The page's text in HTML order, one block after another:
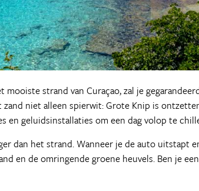
mooiste strand van Curaçao, zal je
zand niet alleen spierwit: Grote Knip is
en geluidsinstallaties om een dag volop te
dan het strand. Wanneer je de auto uitstapt
en de omringende groene heuvels. Ben je